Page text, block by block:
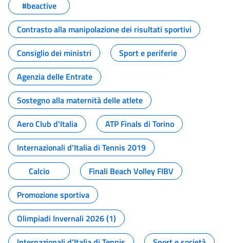
#beactive
Contrasto alla manipolazione dei risultati sportivi
Consiglio dei ministri
Sport e periferie
Agenzia delle Entrate
Sostegno alla maternità delle atlete
Aero Club d'Italia
ATP Finals di Torino
Internazionali d'Italia di Tennis 2019
Calcio
Finali Beach Volley FIBV
Promozione sportiva
Olimpiadi Invernali 2026 (1)